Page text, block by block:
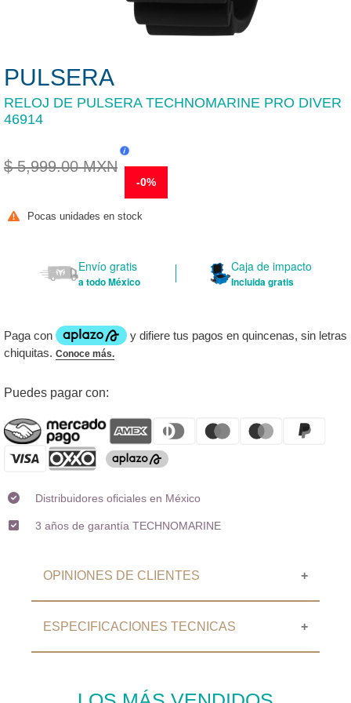
PULSERA
RELOJ DE PULSERA TECHNOMARINE PRO DIVER
46914
Precio
$ 5,999.00 MXN
-0%
Pocas unidades en stock
Envío gratis
a todo México
Caja de impacto
Incluida gratis
el
a
tu
carrito
Puedes pagar con:
Distribuidores oficiales en México
3 años de garantía TECHNOMARINE
OPINIONES DE CLIENTES
⭐⭐⭐⭐⭐ OPINIONES DE
Sin Calificaciones
ESPECIFICACIONES TECNICAS
ESPECIFICACIONES